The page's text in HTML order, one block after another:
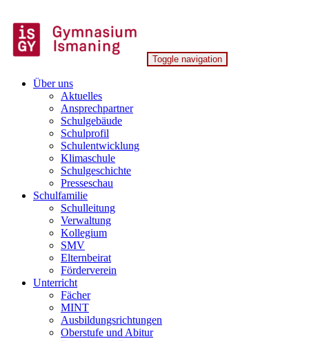
to
content
Gymnasium Ismaning
Toggle navigation
Über uns
Aktuelles
Ansprechpartner
Schulgebäude
Schulprofil
Schulentwicklung
Klimaschule
Schulgeschichte
Presseschau
Schulfamilie
Schulleitung
Verwaltung
Kollegium
SMV
Elternbeirat
Förderverein
Unterricht
Fächer
MINT
Ausbildungsrichtungen
Oberstufe und Abitur